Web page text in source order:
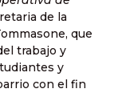
de la
que
trabajo y
y
con el fin